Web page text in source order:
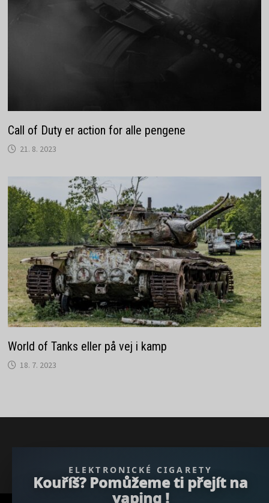
Call of Duty er action for alle pengene
21. 8. 2023
World of Tanks eller på vej i kamp
18. 7. 2023
ELEKTRONICKÉ CIGARETY
Kouříš? Pomůžeme ti přejít na
vaping !